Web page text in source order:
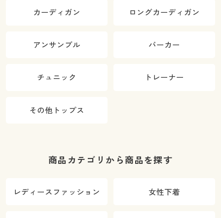
カーディガン ロングカーディガン
アンサンブル パーカー
チュニック トレーナー
その他トップス
商品カテゴリから商品を探す
レディースファッション 女性下着